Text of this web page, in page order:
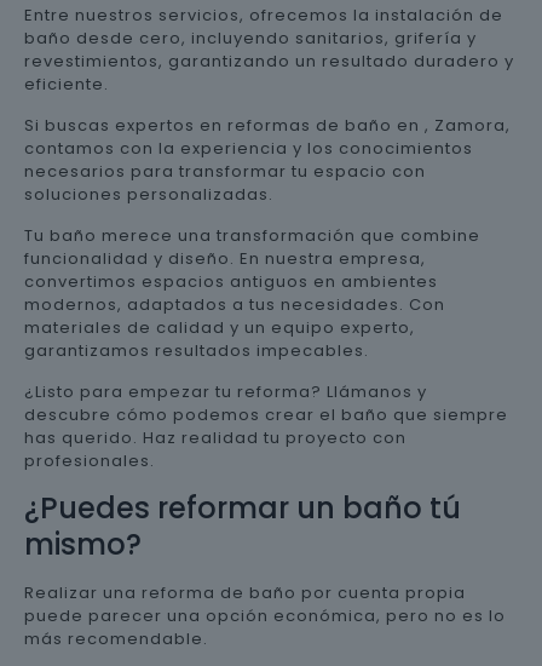
Entre nuestros servicios, ofrecemos la instalación de
baño desde cero, incluyendo sanitarios, grifería y
revestimientos, garantizando un resultado duradero y
eficiente.
Si buscas expertos en reformas de baño en , Zamora,
contamos con la experiencia y los conocimientos
necesarios para transformar tu espacio con
soluciones personalizadas.
Tu baño merece una transformación que combine
funcionalidad y diseño. En nuestra empresa,
convertimos espacios antiguos en ambientes
modernos, adaptados a tus necesidades. Con
materiales de calidad y un equipo experto,
garantizamos resultados impecables.
¿Listo para empezar tu reforma? Llámanos y
descubre cómo podemos crear el baño que siempre
has querido. Haz realidad tu proyecto con
profesionales.
¿Puedes reformar un baño tú
mismo?
Realizar una reforma de baño por cuenta propia
puede parecer una opción económica, pero no es lo
más recomendable.